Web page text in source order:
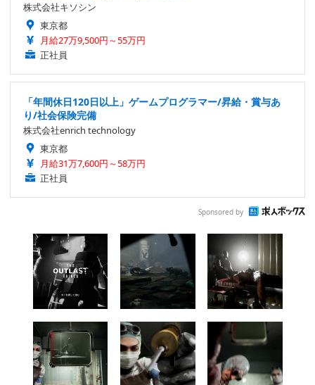
株式会社キソシン
東京都
月給27万9,500円～55万円
正社員
「年間休日120日以上」ゲームプログラマー/昇給・賞与あ
り/社会保険完備
株式会社enrich technology
東京都
月給31万7,600円～58万円
正社員
Sponsored by